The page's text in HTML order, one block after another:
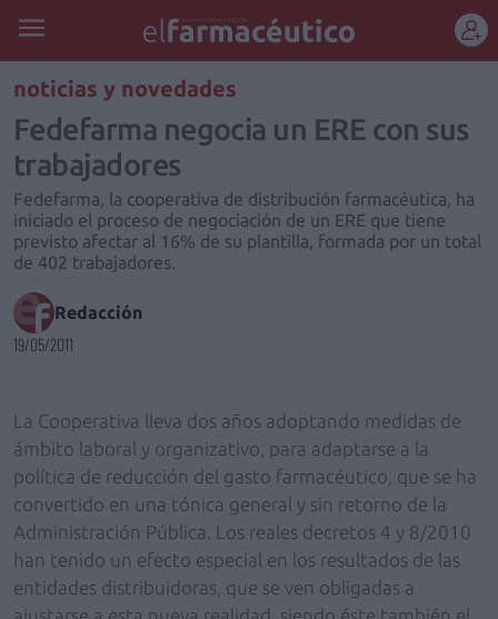
REGÍSTRATE
noticias y novedades
Fedefarma negocia un ERE con sus
trabajadores
Fedefarma, la cooperativa de distribución farmacéutica, ha
iniciado el proceso de negociación de un ERE que tiene
previsto afectar al 16% de su plantilla, formada por un total
de 402 trabajadores.
Redacción
19/05/2011
La Cooperativa lleva dos años adoptando medidas de
ámbito laboral y organizativo, para adaptarse a la
política de reducción del gasto farmacéutico, que se ha
convertido en una tónica general y sin retorno de la
Administración Pública. Los reales decretos 4 y 8/2010
han tenido un efecto especial en los resultados de las
entidades distribuidoras, que se ven obligadas a